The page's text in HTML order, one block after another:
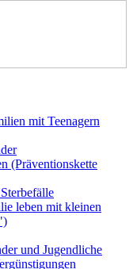
mit Teenagern
(Präventionskette
leben mit kleinen
und Jugendliche